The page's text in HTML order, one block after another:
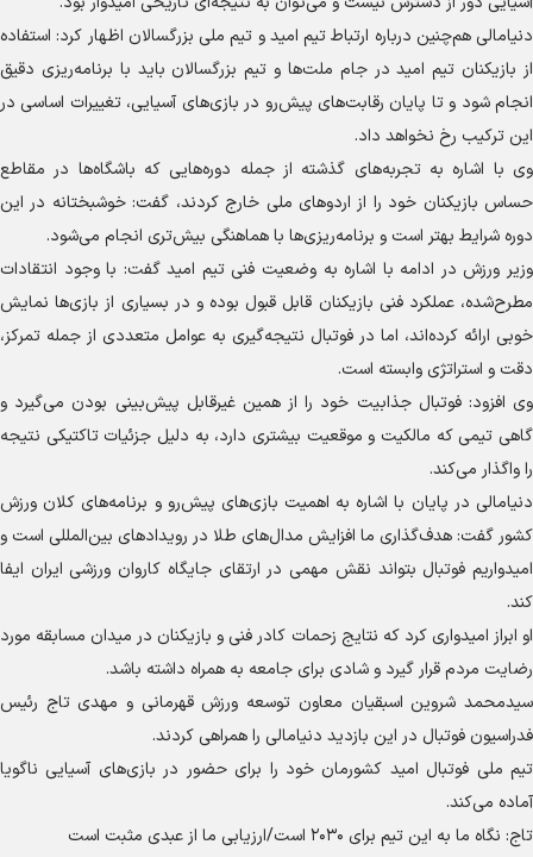
دنیامالی هم‌چنین درباره ارتباط تیم امید و تیم ملی بزرگسالان اظهار کرد: استفاده
از بازیکنان تیم امید در جام ملت‌ها و تیم بزرگسالان باید با برنامه‌ریزی دقیق
انجام شود و تا پایان رقابت‌های پیش‌رو در بازی‌های آسیایی، تغییرات اساسی در
این ترکیب رخ نخواهد داد.
وی با اشاره به تجربه‌های گذشته از جمله دوره‌هایی که باشگاه‌ها در مقاطع
حساس بازیکنان خود را از اردو‌های ملی خارج کردند، گفت: خوشبختانه در این
دوره شرایط بهتر است و برنامه‌ریزی‌ها با هماهنگی بیش‌تری انجام می‌شود.
وزیر ورزش در ادامه با اشاره به وضعیت فنی تیم امید گفت: با وجود انتقادات
مطرح‌شده، عملکرد فنی بازیکنان قابل قبول بوده و در بسیاری از بازی‌ها نمایش
خوبی ارائه کرده‌اند، اما در فوتبال نتیجه‌گیری به عوامل متعددی از جمله تمرکز،
دقت و استراتژی وابسته است.
وی افزود: فوتبال جذابیت خود را از همین غیرقابل پیش‌بینی بودن می‌گیرد و
گاهی تیمی که مالکیت و موقعیت بیشتری دارد، به دلیل جزئیات تاکتیکی نتیجه
را واگذار می‌کند.
دنیامالی در پایان با اشاره به اهمیت بازی‌های پیش‌رو و برنامه‌های کلان ورزش
کشور گفت: هدف‌گذاری ما افزایش مدال‌های طلا در رویداد‌های بین‌المللی است و
امیدواریم فوتبال بتواند نقش مهمی در ارتقای جایگاه کاروان ورزشی ایران ایفا
کند.
او ابراز امیدواری کرد که نتایج زحمات کادر فنی و بازیکنان در میدان مسابقه مورد
رضایت مردم قرار گیرد و شادی برای جامعه به همراه داشته باشد.
سیدمحمد شروین اسبقیان معاون توسعه ورزش قهرمانی و مهدی تاج رئیس
فدراسیون فوتبال در این بازدید دنیامالی را همراهی کردند.
تیم ملی فوتبال امید کشورمان خود را برای حضور در بازی‌های آسیایی ناگویا
آماده می‌کند.
تاج: نگاه ما به این تیم برای ۲۰۳۰ است/ارزیابی ما از عبدی مثبت است